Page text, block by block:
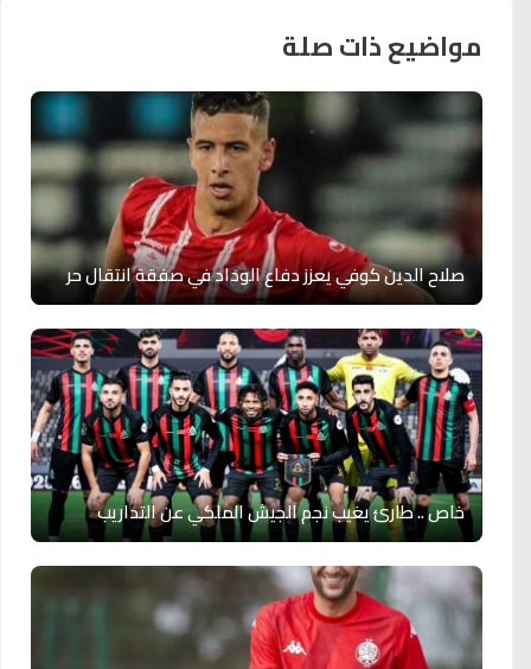
مواضيع ذات صلة
صلاح الدين كوفي يعزز دفاع الوداد في صفقة انتقال حر
خاص .. طارئ يغيب نجم الجيش الملكي عن التداريب